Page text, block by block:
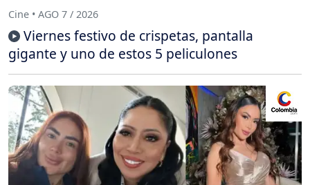
Cine • AGO 7 / 2026
Viernes festivo de crispetas, pantalla
gigante y uno de estos 5 peliculones